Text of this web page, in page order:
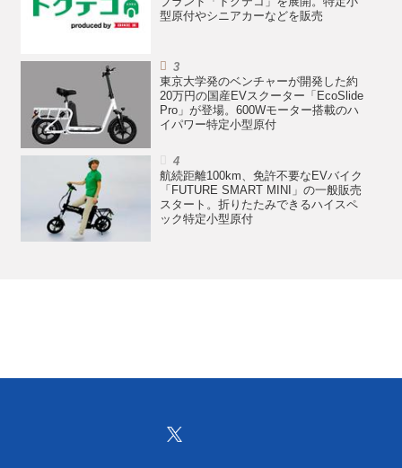
型原付やシニアカーなどを販売
東京大学発のベンチャーが開発した約
20万円の国産EVスクーター「EcoSlide
Pro」が登場。600Wモーター搭載のハ
イパワー特定小型原付
航続距離100km、免許不要なEVバイク
「FUTURE SMART MINI」の一般販売
スタート。折りたたみできるハイスペ
ック特定小型原付